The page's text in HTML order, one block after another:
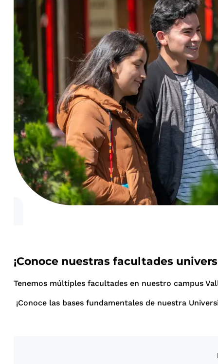
¡Conoce nuestras facultades
Tenemos múltiples facultades en nuestro campus
¡Conoce las bases fundamentales de nuestra